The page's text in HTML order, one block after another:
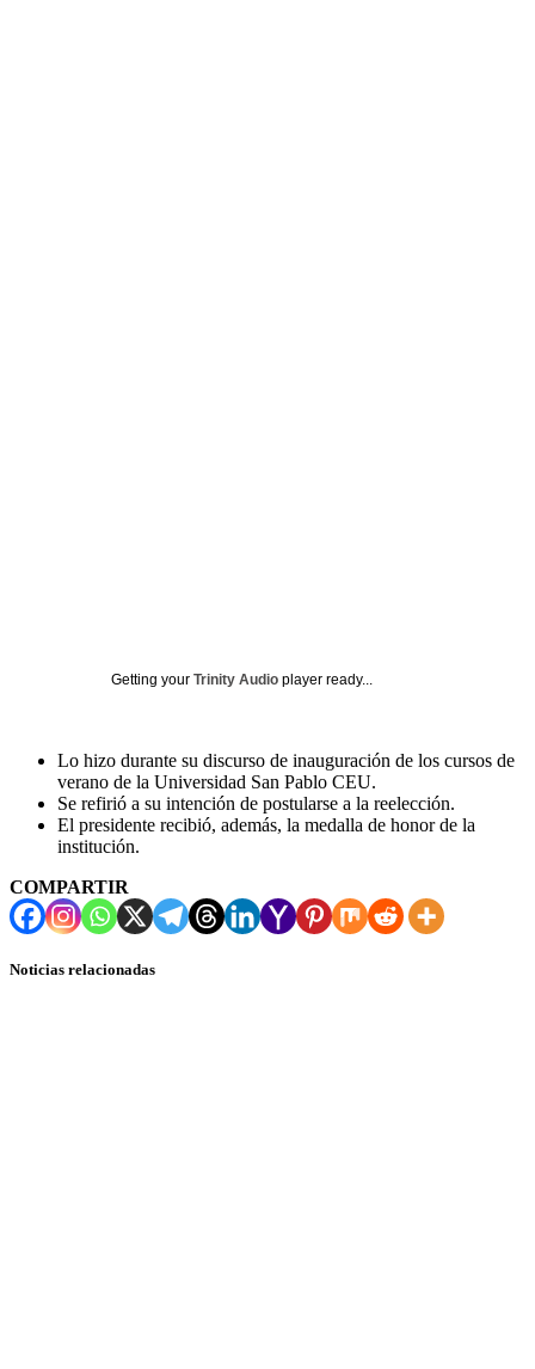
Getting your Trinity Audio player ready...
Lo hizo durante su discurso de inauguración de los cursos de
verano de la Universidad San Pablo CEU.
Se refirió a su intención de postularse a la reelección.
El presidente recibió, además, la medalla de honor de la
institución.
COMPARTIR
Noticias relacionadas